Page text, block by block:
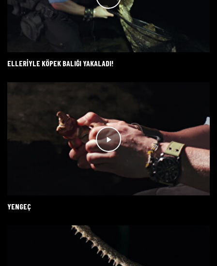
ELLERIYLE KÖPEK BALIĞI YAKALADI!
YENGEÇ